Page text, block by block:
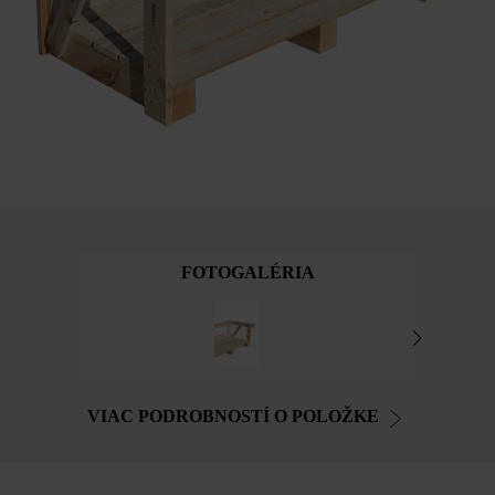
FOTOGALÉRIA
VIAC PODROBNOSTÍ O POLOŽKE